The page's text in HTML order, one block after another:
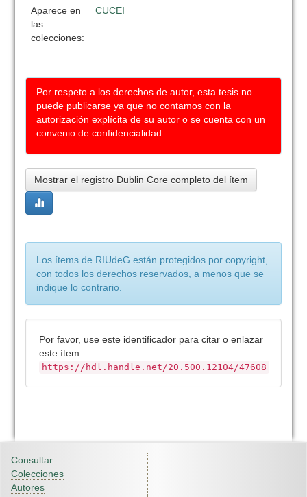
Aparece en
las
colecciones:
CUCEI
Por respeto a los derechos de autor, esta tesis no
puede publicarse ya que no contamos con la
autorización explícita de su autor o se cuenta con un
convenio de confidencialidad
Mostrar el registro Dublin Core completo del ítem
Los ítems de RIUdeG están protegidos por copyright,
con todos los derechos reservados, a menos que se
indique lo contrario.
Por favor, use este identificador para citar o enlazar
este ítem:
https://hdl.handle.net/20.500.12104/47608
Consultar
Colecciones
Autores